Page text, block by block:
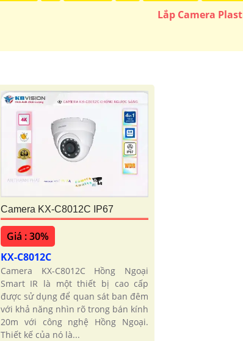
'
Lắp Camera
Camera KX-C8012C IP67
Giá : 30%
KX-C8012C
Camera KX-C8012C Hồng Ngoại
Smart IR là một thiết bị cao cấp
được sử dụng để quan sát ban đêm
với khả năng nhìn rõ trong bán kính
20m với công nghệ Hồng Ngoại.
Thiết kế của nó là...